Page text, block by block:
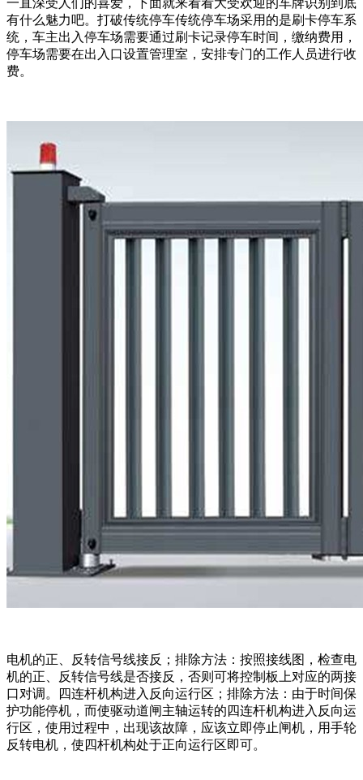
有什么魅力吧。打破传统停车传统停车场采用的是刷卡停车系
统，车主出入停车场需要通过刷卡记录停车时间，缴纳费用，
停车场需要在出入口设置管理室，安排专门的工作人员进行收
费。
电机的正、反转信号线接反；排除方法：按照接线图，检查电
机的正、反转信号线是否接反，否则可将控制板上对应的两接
口对调。四连杆机构进入反向运行区；排除方法：由于时间保
护功能停机，而使驱动道闸主轴运转的四连杆机构进入反向运
行区，使用过程中，出现该故障，应该立即停止闸机，用手轮
反转电机，使四杆机构处于正向运行区即可。